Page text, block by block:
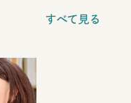
すべて見る